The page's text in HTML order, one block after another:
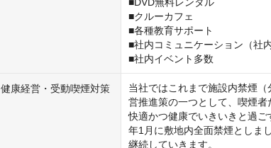
■クルーカフェ
■各種教育サポート
■社内コミュニケーション（社
■社内イベント多数
健康経営・受動喫煙対策
当社ではこれまで施設内禁煙
営推進策の一つとして、喫煙
快適かつ健康でいきいきと過
年1月に敷地内全面禁煙としま
継続していきます。